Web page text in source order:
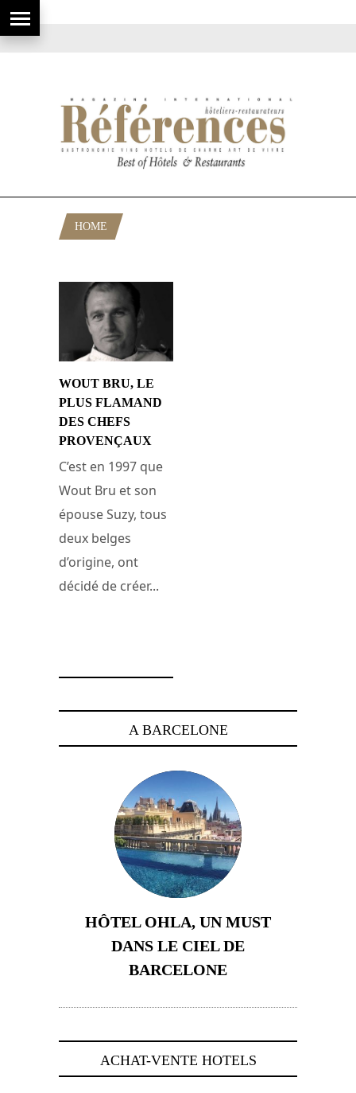
HOME
WOUT BRU, LE
PLUS FLAMAND
DES CHEFS
PROVENÇAUX
C’est en 1997 que
Wout Bru et son
épouse Suzy, tous
deux belges
d’origine, ont
décidé de créer...
A BARCELONE
HÔTEL OHLA, UN MUST
DANS LE CIEL DE
BARCELONE
ACHAT-VENTE HOTELS